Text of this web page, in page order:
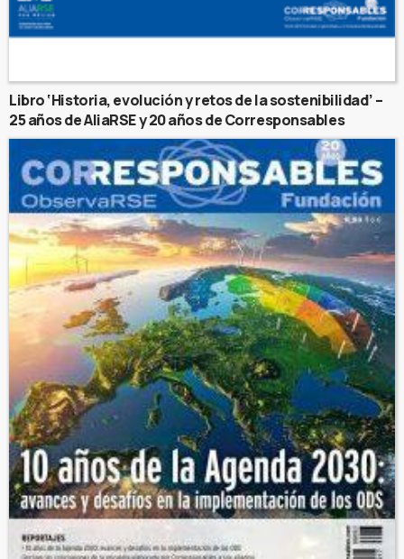
Libro ‘Historia, evolución y retos de la sostenibilidad’ –
25 años de AliaRSE y 20 años de Corresponsables